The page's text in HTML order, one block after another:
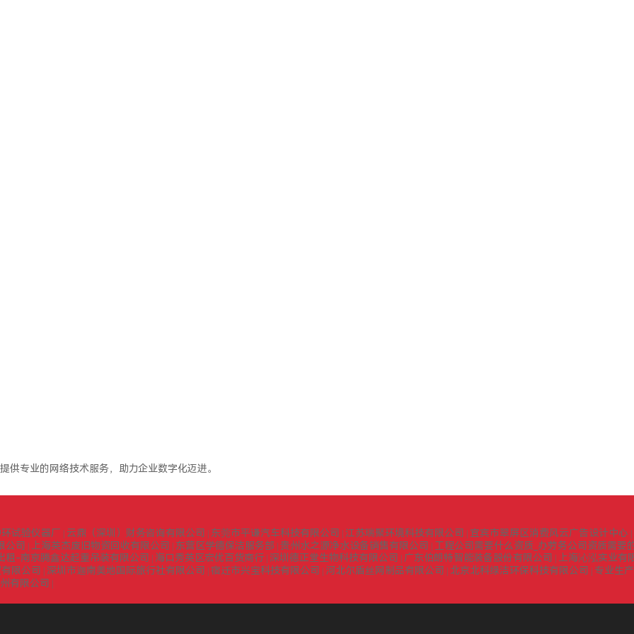
专业的网络技术服务，助力企业数字化迈进。
试验仪器厂 云鼎（深圳）财务咨询有限公司 东莞市平谦汽车科技有限公司 江苏瑞聚环境科技有限公司 宜宾市翠屏区消费风云广告设计中心
公司 上海英杰废旧物资回收有限公司 东营区学德保洁服务部 贵州水之源净水设备销售有限公司
工程公司需要什么资质_办劳务公司资质需要
租-南京腾鑫达起重吊装有限公司 海口秀英区宏优百货商行 深圳德正堂生物科技有限公司 广东伯朗特智能装备股份有限公司
上海沁泓实业有
限公司 深圳市迦南美地国际旅行社有限公司 宿迁市兴宝科技有限公司 河北尔盾丝网制品有限公司 北京北科绿洁环保科技有限公司
专业生
有限公司